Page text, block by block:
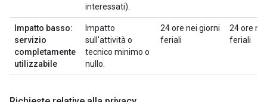
interessati).
Impatto basso:
servizio
completamente
utilizzabile
Impatto
sull'attività o
tecnico minimo o
nullo.
24 ore nei giorni
feriali
24 ore
feriali